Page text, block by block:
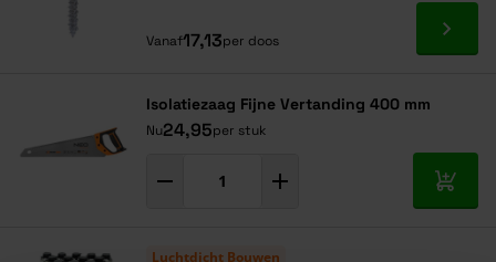
Vanaf17,13per doos Ga
Isolatiezaag Fijne Vertanding 400 mm
Nu24,95per stuk
In
Luchtdicht Bouwen